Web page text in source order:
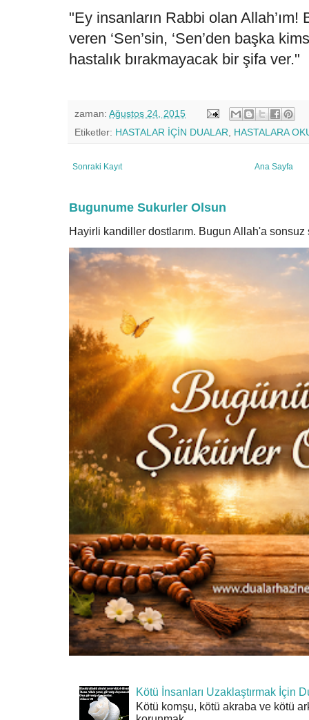
"Ey insanların Rabbi olan Allah’ım!
veren ‘Sen’sin, ‘Sen’den başka
hastalık bırakmayacak bir şifa ver."
zaman: Ağustos 24, 2015
Etiketler: HASTALAR İÇİN DUALAR HASTALARA
Sonraki Kayıt Ana Sayfa
Bugunume Sukurler Olsun
Hayirli kandiller dostlarım. Bugun Allah'a
Kötü İnsanları Uzaklaştırmak İçin
Kötü komşu, kötü akraba ve kötü